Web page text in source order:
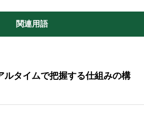
関連用語
ルタイムで把握する仕組みの構